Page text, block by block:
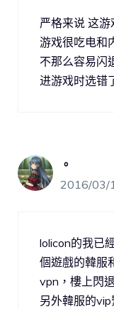
严格来说 这
游戏很吃电和
不那么容易闪
进游戏时选错
。
2016/03/
lolicon的我已
個遊戲的韓服
vpn，樓上閃
另外韓服的